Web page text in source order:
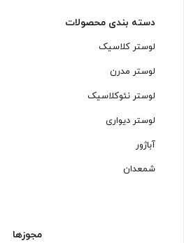
دسته بندی محصولات
لوستر کلاسیک
لوستر مدرن
لوستر نئوکلاسیک
لوستر دیواری
آباژور
شمعدان
مجوزها